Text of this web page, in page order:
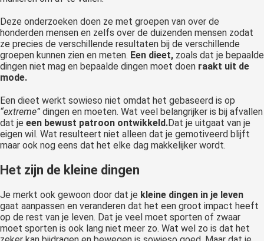
Deze onderzoeken doen ze met groepen van over de
honderden mensen en zelfs over de duizenden mensen zodat
ze precies de verschillende resultaten bij de verschillende
groepen kunnen zien en meten. Een dieet, zoals dat je bepaalde
dingen niet mag en bepaalde dingen moet doen raakt uit de
mode.
Een dieet werkt sowieso niet omdat het gebaseerd is op
“extreme” dingen en moeten. Wat veel belangrijker is bij afvallen
dat je een bewust patroon ontwikkeld.Dat je uitgaat van je
eigen wil. Wat resulteert niet alleen dat je gemotiveerd blijft
maar ook nog eens dat het elke dag makkelijker wordt.
Het zijn de kleine dingen
Je merkt ook gewoon door dat je kleine dingen in je leven
gaat aanpassen en veranderen dat het een groot impact heeft
op de rest van je leven. Dat je veel moet sporten of zwaar
moet sporten is ook lang niet meer zo. Wat wel zo is dat het